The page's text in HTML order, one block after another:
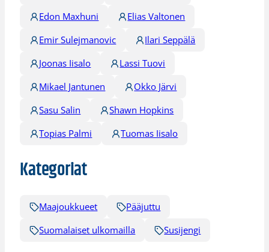
Edon Maxhuni
Elias Valtonen
Emir Sulejmanovic
Ilari Seppälä
Joonas Iisalo
Lassi Tuovi
Mikael Jantunen
Okko Järvi
Sasu Salin
Shawn Hopkins
Topias Palmi
Tuomas Iisalo
Kategoriat
Maajoukkueet
Pääjuttu
Suomalaiset ulkomailla
Susijengi